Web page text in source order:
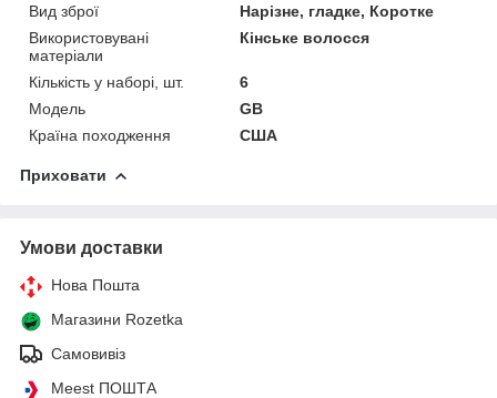
Вид зброї
Нарізне, гладке, Коротке
Використовувані
матеріали
Кінське волосся
Кількість у наборі, шт.
6
Мoдель
GB
Країна походження
США
Приховати
Умови доставки
Нова Пошта
Магазини Rozetka
Самовивіз
Meest ПОШТА